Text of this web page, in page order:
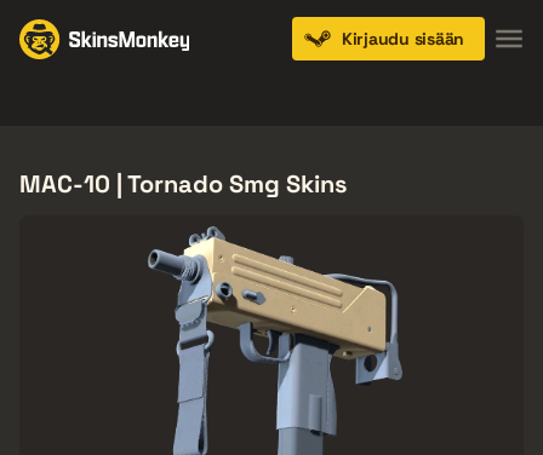
Kirjaudu sisään
MAC-10 | Tornado Smg Skins